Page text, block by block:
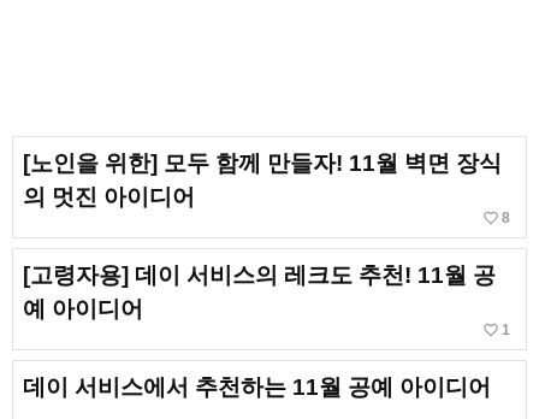
[노인을 위한] 모두 함께 만들자! 11월 벽면 장식
의 멋진 아이디어
favorite_border 8
[고령자용] 데이 서비스의 레크도 추천! 11월 공
예 아이디어
favorite_border 1
데이 서비스에서 추천하는 11월 공예 아이디어